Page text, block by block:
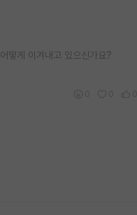
떻게 이겨내고 있으신가요?